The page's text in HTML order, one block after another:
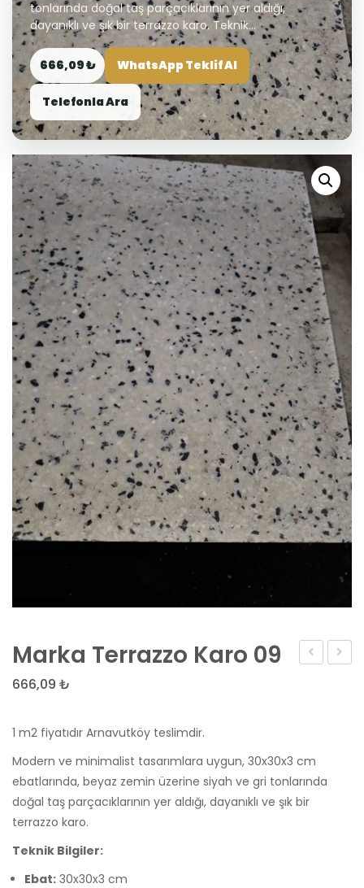
tonlarında doğal taş parçacıklarının yer aldığı,
dayanıklı ve şık bir terrazzo karo. Teknik...
666,09 ₺ WhatsApp Teklif Al
Telefonla Ara
Marka Terrazzo Karo 09
666,09 ₺
1 m2 fiyatıdır Arnavutköy teslimdir.
Modern ve minimalist tasarımlara uygun, 30x30x3 cm
ebatlarında, beyaz zemin üzerine siyah ve gri tonlarında
doğal taş parçacıklarının yer aldığı, dayanıklı ve şık bir
terrazzo karo.
Teknik Bilgiler:
Ebat: 30x30x3 cm